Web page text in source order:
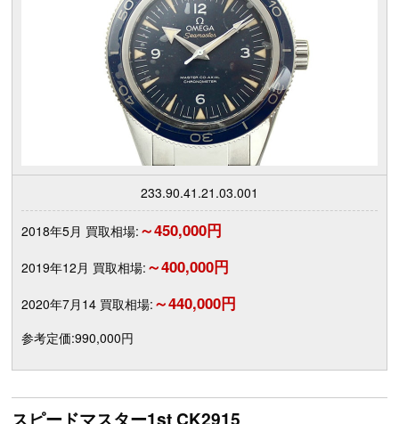
233.90.41.21.03.001
2018年5月 買取相場: ～450,000円
2019年12月 買取相場: ～400,000円
2020年7月14 買取相場: ～440,000円
参考定価:990,000円
スピードマスター1st CK2915